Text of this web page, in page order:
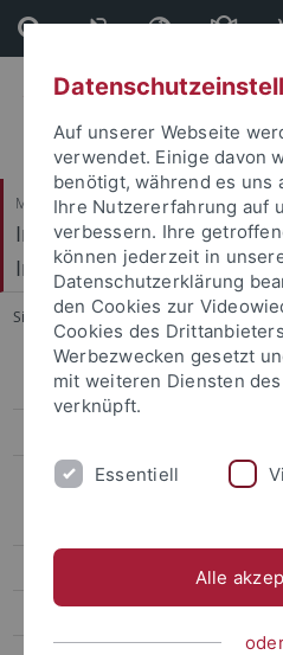
Direkt
zum
Inhalt
Direkt
zur
Fußleiste
Mathematisch-Naturwissenschaftliche
Interfakultäres Institut für
Infektionsmedizin
Sie sind hier: Startseite ...
CV Wolfgang Wohlleben
Former Research Groups
Krysenko
Auf unserer Webseite
verwendet. Einige davon
benötigt, während es uns
Ihre Nutzererfahrung auf
verbessern. Ihre
können jederzeit in
Datenschutzerklärung
den Cookies zur
Cookies des
Werbezwecken gesetzt
mit weiteren Diensten
verknüpft.
Essentiell
Alle